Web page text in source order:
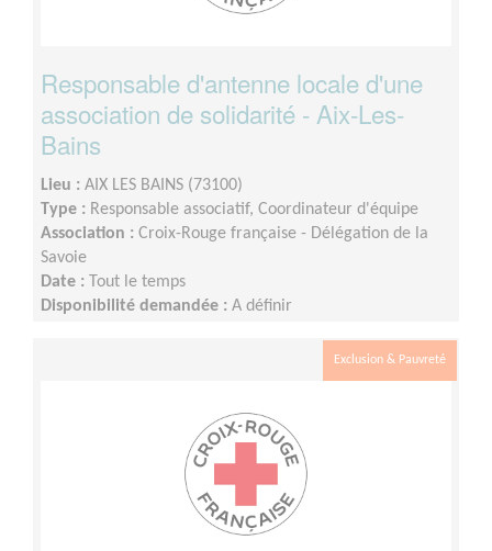
Responsable d'antenne locale d'une
association de solidarité - Aix-Les-
Bains
Lieu : AIX LES BAINS (73100)
Type : Responsable associatif, Coordinateur d'équipe
Association : Croix-Rouge française - Délégation de la
Savoie
Date :
Tout le temps
Disponibilité demandée : A définir
Exclusion & Pauvreté